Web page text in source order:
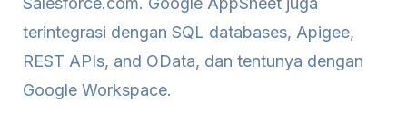
terintegrasi dengan SQL databases, Apigee,
REST APIs, and OData, dan tentunya dengan
Google Workspace.